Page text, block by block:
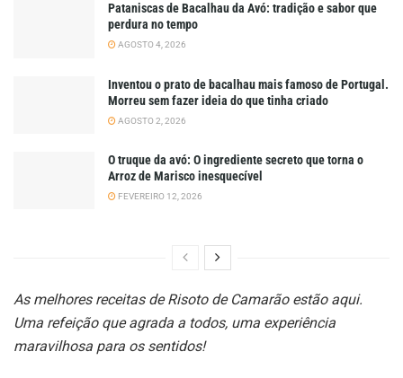
Pataniscas de Bacalhau da Avó: tradição e sabor que
perdura no tempo
AGOSTO 4, 2026
Inventou o prato de bacalhau mais famoso de Portugal.
Morreu sem fazer ideia do que tinha criado
AGOSTO 2, 2026
O truque da avó: O ingrediente secreto que torna o
Arroz de Marisco inesquecível
FEVEREIRO 12, 2026
As melhores receitas de Risoto de Camarão estão aqui.
Uma refeição que agrada a todos, uma experiência
maravilhosa para os sentidos!